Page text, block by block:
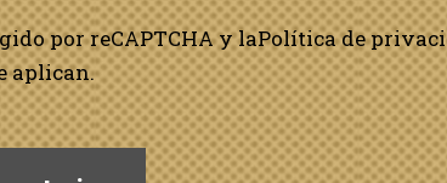
por reCAPTCHA y laPolítica de
aplican.